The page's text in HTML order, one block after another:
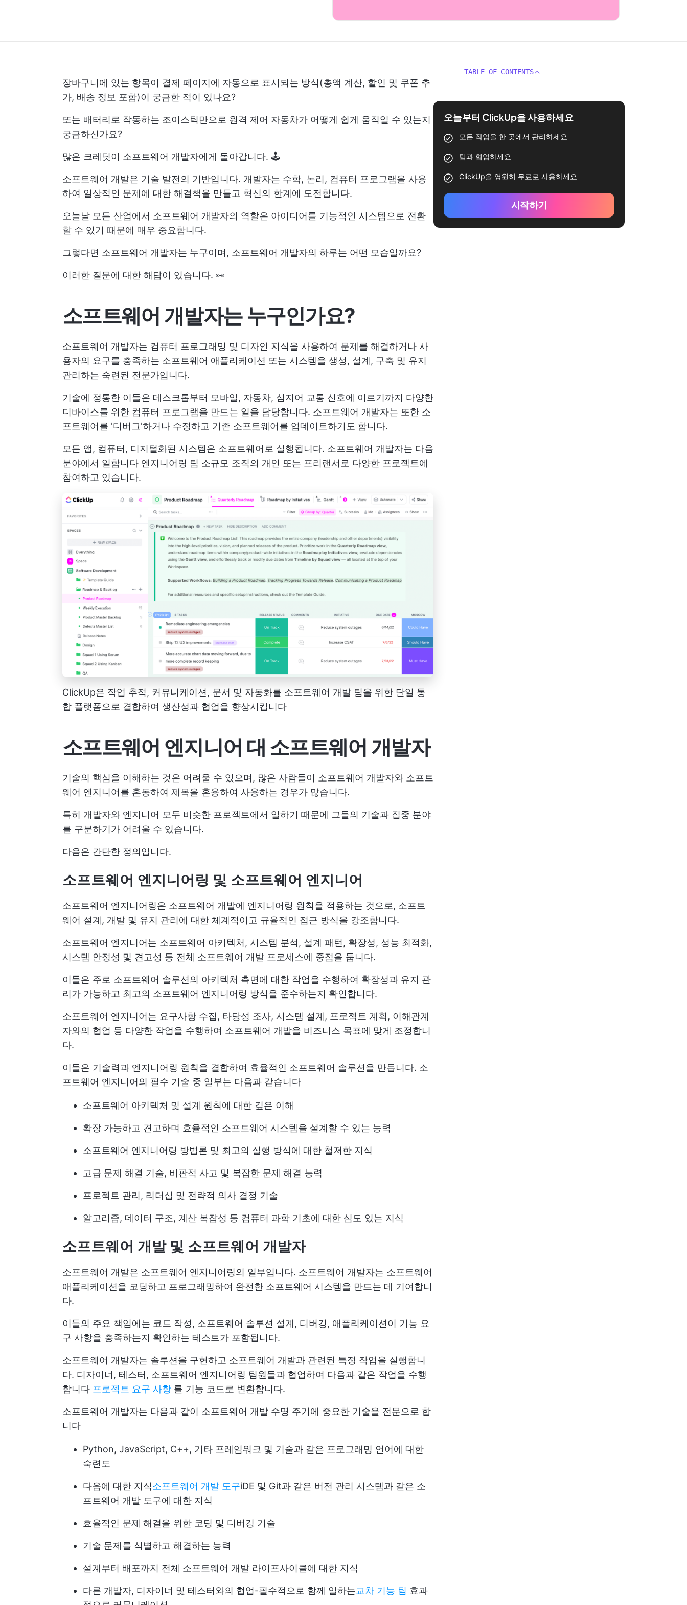
장바구니에 있는 항목이 결제 페이지에 자동으로 표시되는 방식(총액 계산, 할인 및 쿠폰 추
가, 배송 정보 포함)이 궁금한 적이 있나요?
또는 배터리로 작동하는 조이스틱만으로 원격 제어 자동차가 어떻게 쉽게 움직일 수 있는지
궁금하신가요?
많은 크레딧이 소프트웨어 개발자에게 돌아갑니다. 🕹️
소프트웨어 개발은 기술 발전의 기반입니다. 개발자는 수학, 논리, 컴퓨터 프로그램을 사용
하여 일상적인 문제에 대한 해결책을 만들고 혁신의 한계에 도전합니다.
오늘날 모든 산업에서 소프트웨어 개발자의 역할은 아이디어를 기능적인 시스템으로 전환
할 수 있기 때문에 매우 중요합니다.
그렇다면 소프트웨어 개발자는 누구이며, 소프트웨어 개발자의 하루는 어떤 모습일까요?
이러한 질문에 대한 해답이 있습니다. 👀
소프트웨어 개발자는 누구인가요?
소프트웨어 개발자는 컴퓨터 프로그래밍 및 디자인 지식을 사용하여 문제를 해결하거나 사
용자의 요구를 충족하는 소프트웨어 애플리케이션 또는 시스템을 생성, 설계, 구축 및 유지
관리하는 숙련된 전문가입니다.
기술에 정통한 이들은 데스크톱부터 모바일, 자동차, 심지어 교통 신호에 이르기까지 다양한
디바이스를 위한 컴퓨터 프로그램을 만드는 일을 담당합니다. 소프트웨어 개발자는 또한 소
프트웨어를 '디버그'하거나 수정하고 기존 소프트웨어를 업데이트하기도 합니다.
모든 앱, 컴퓨터, 디지털화된 시스템은 소프트웨어로 실행됩니다. 소프트웨어 개발자는 다음
분야에서 일합니다 엔지니어링 팀 소규모 조직의 개인 또는 프리랜서로 다양한 프로젝트에
참여하고 있습니다.
ClickUp은 작업 추적, 커뮤니케이션, 문서 및 자동화를 소프트웨어 개발 팀을 위한 단일 통
합 플랫폼으로 결합하여 생산성과 협업을 향상시킵니다
소프트웨어 엔지니어 대 소프트웨어 개발자
기술의 핵심을 이해하는 것은 어려울 수 있으며, 많은 사람들이 소프트웨어 개발자와 소프트
웨어 엔지니어를 혼동하여 제목을 혼용하여 사용하는 경우가 많습니다.
특히 개발자와 엔지니어 모두 비슷한 프로젝트에서 일하기 때문에 그들의 기술과 집중 분야
를 구분하기가 어려울 수 있습니다.
다음은 간단한 정의입니다.
소프트웨어 엔지니어링 및 소프트웨어 엔지니어
소프트웨어 엔지니어링은 소프트웨어 개발에 엔지니어링 원칙을 적용하는 것으로, 소프트
웨어 설계, 개발 및 유지 관리에 대한 체계적이고 규율적인 접근 방식을 강조합니다.
소프트웨어 엔지니어는 소프트웨어 아키텍처, 시스템 분석, 설계 패턴, 확장성, 성능 최적화,
시스템 안정성 및 견고성 등 전체 소프트웨어 개발 프로세스에 중점을 둡니다.
이들은 주로 소프트웨어 솔루션의 아키텍처 측면에 대한 작업을 수행하여 확장성과 유지 관
리가 가능하고 최고의 소프트웨어 엔지니어링 방식을 준수하는지 확인합니다.
소프트웨어 엔지니어는 요구사항 수집, 타당성 조사, 시스템 설계, 프로젝트 계획, 이해관계
자와의 협업 등 다양한 작업을 수행하여 소프트웨어 개발을 비즈니스 목표에 맞게 조정합니
다.
이들은 기술력과 엔지니어링 원칙을 결합하여 효율적인 소프트웨어 솔루션을 만듭니다. 소
프트웨어 엔지니어의 필수 기술 중 일부는 다음과 같습니다
소프트웨어 아키텍처 및 설계 원칙에 대한 깊은 이해
확장 가능하고 견고하며 효율적인 소프트웨어 시스템을 설계할 수 있는 능력
소프트웨어 엔지니어링 방법론 및 최고의 실행 방식에 대한 철저한 지식
고급 문제 해결 기술, 비판적 사고 및 복잡한 문제 해결 능력
프로젝트 관리, 리더십 및 전략적 의사 결정 기술
알고리즘, 데이터 구조, 계산 복잡성 등 컴퓨터 과학 기초에 대한 심도 있는 지식
소프트웨어 개발 및 소프트웨어 개발자
소프트웨어 개발은 소프트웨어 엔지니어링의 일부입니다. 소프트웨어 개발자는 소프트웨어
애플리케이션을 코딩하고 프로그래밍하여 완전한 소프트웨어 시스템을 만드는 데 기여합니
다.
이들의 주요 책임에는 코드 작성, 소프트웨어 솔루션 설계, 디버깅, 애플리케이션이 기능 요
구 사항을 충족하는지 확인하는 테스트가 포함됩니다.
소프트웨어 개발자는 솔루션을 구현하고 소프트웨어 개발과 관련된 특정 작업을 실행합니
다. 디자이너, 테스터, 소프트웨어 엔지니어링 팀원들과 협업하여 다음과 같은 작업을 수행
합니다 프로젝트 요구 사항 를 기능 코드로 변환합니다.
소프트웨어 개발자는 다음과 같이 소프트웨어 개발 수명 주기에 중요한 기술을 전문으로 합
니다
Python, JavaScript, C++, 기타 프레임워크 및 기술과 같은 프로그래밍 언어에 대한
숙련도
다음에 대한 지식소프트웨어 개발 도구iDE 및 Git과 같은 버전 관리 시스템과 같은 소
프트웨어 개발 도구에 대한 지식
효율적인 문제 해결을 위한 코딩 및 디버깅 기술
기술 문제를 식별하고 해결하는 능력
설계부터 배포까지 전체 소프트웨어 개발 라이프사이클에 대한 지식
다른 개발자, 디자이너 및 테스터와의 협업-필수적으로 함께 일하는교차 기능 팀 효과
TABLE OF CONTENTS
오늘부터 ClickUp을 사용하세요
모든 작업을 한 곳에서 관리하세요
팀과 협업하세요
ClickUp을 영원히 무료로 사용하세요
시작하기